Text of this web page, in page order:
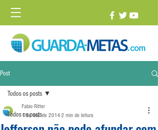
Post
Todos os posts
Todos os posts
Fabio Ritter
1 de dez. de 2014 2 min de leitura